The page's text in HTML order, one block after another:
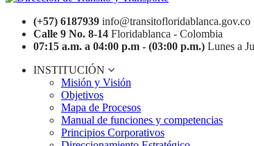
(+57) 6187939 info@transitofloridablanca.gov.co
Calle 9 No. 8-14 Floridablanca - Colombia
07:15 a.m. a 04:00 p.m - (03:00 p.m.) Lunes a
INSTITUCIÓN
Misión y Visión
Objetivos
Mapa de Procesos
Manual de funciones y competencias
Principios Corporativos